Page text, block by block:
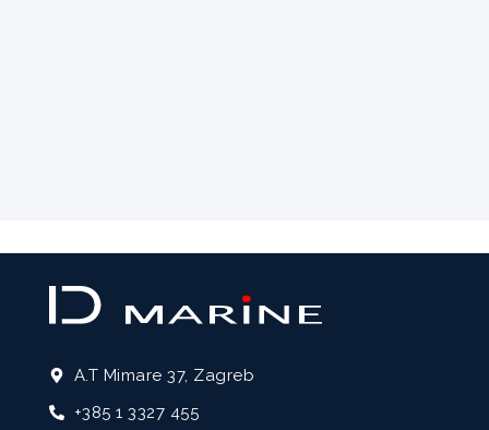
A.T Mimare 37, Zagreb
+385 1 3327 455